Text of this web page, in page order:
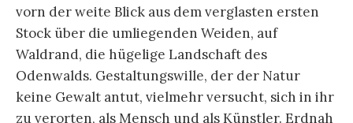
vorn der weite Blick aus dem verglasten ersten
Stock über die umliegenden Weiden, auf
Waldrand, die hügelige Landschaft des
Odenwalds. Gestaltungswille, der der Natur
keine Gewalt antut, vielmehr versucht, sich in ihr
zu verorten, als Mensch und als Künstler. Erdnah